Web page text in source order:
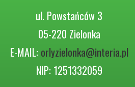
ul. Powstańców 3
05-220 Zielonka
E-MAIL: orlyzielonka@interia.pl
NIP: 1251332059